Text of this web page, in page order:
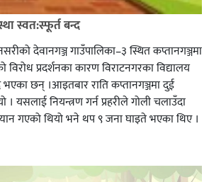
स्वत:स्फूर्त बन्द
देवानगञ्ज गाउँपालिका–३ स्थित कप्तानगञ्जमा
प्रदर्शनका कारण विराटनगरका विद्यालय
छन् ।आइतबार राति कप्तानगञ्जमा दुई
यसलाई नियन्त्रण गर्न प्रहरीले गोली चलाउँदा
गएको थियो भने थप ९ जना घाइते भएका थिए ।